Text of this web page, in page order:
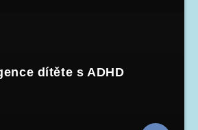
dítěte s ADHD